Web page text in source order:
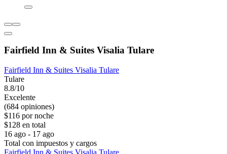
Fairfield Inn & Suites Visalia Tulare
Fairfield Inn & Suites Visalia Tulare
Tulare
8.8/10
Excelente
(684 opiniones)
$116 por noche
$128 en total
16 ago - 17 ago
Total con impuestos y cargos
Fairfield Inn & Suites Visalia Tulare